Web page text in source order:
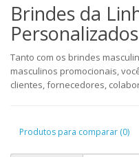
Brindes da
Personalizados
Tanto com os brindes
masculinos promocionais,
clientes, fornecedores,
Produtos para comparar (0)